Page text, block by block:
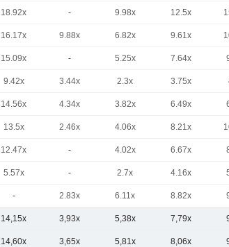
18.92x - 9.98x 12.5x
16.17x 9.88x 6.82x 9.61x
15.09x - 5.25x 7.64x
9.42x 3.44x 2.3x 3.75x
14.56x 4.34x 3.82x 6.49x
13.5x 2.46x 4.06x 8.21x
12.47x - 4.02x 6.67x
5.57x - 2.7x 4.16x
- 2.83x 6.11x 8.82x
14,15x 3,93x 5,38x 7,79x
14,60x 3,65x 5,81x 8,06x